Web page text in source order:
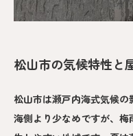
松山市の気候特性と
松山市は瀬戸内海式気候
海側より少なめですが、